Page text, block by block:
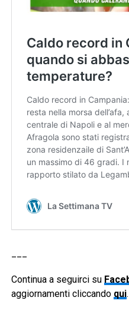
Continua a seguirci su
aggiornamenti cliccando qui.